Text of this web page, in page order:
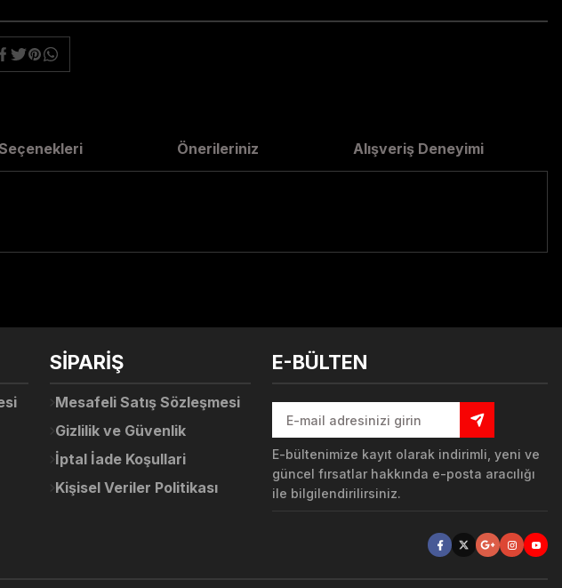
Önerileriniz Alışveriş Deneyimi
SİPARİŞ
Mesafeli Satış Sözleşmesi
Gizlilik ve Güvenlik
İptal İade Koşullari
Kişisel Veriler Politikası
E-BÜLTEN
E-bültenimize kayıt olarak indirimli, yeni ve
güncel fırsatlar hakkında e-posta aracılığı
ile bilgilendirilirsiniz.